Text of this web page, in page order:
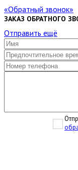
Обратный звонок
ЗАКАЗ ОБРАТНОГО
Отправить ещё